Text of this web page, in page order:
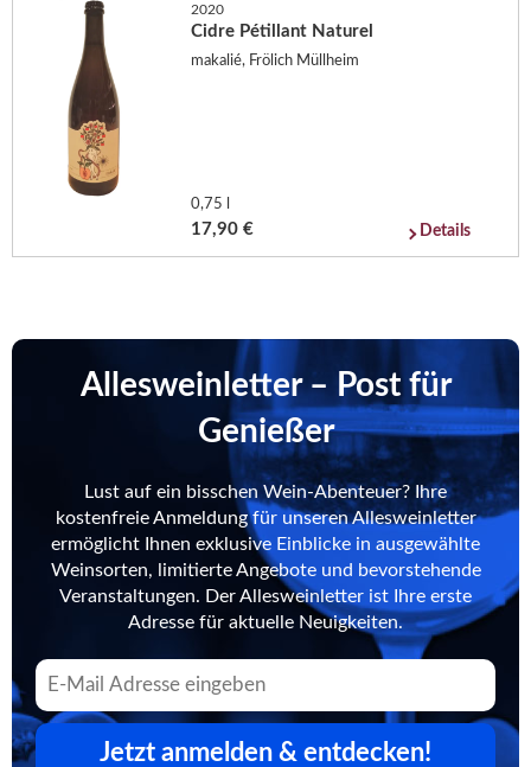
2020
Cidre Pétillant Naturel
makalié, Frölich Müllheim
0,75 l
17,90 € Details
Allesweinletter – Post für
Genießer
Lust auf ein bisschen Wein-Abenteuer? Ihre
kostenfreie Anmeldung für unseren Allesweinletter
ermöglicht Ihnen exklusive Einblicke in ausgewählte
Weinsorten, limitierte Angebote und bevorstehende
Veranstaltungen. Der Allesweinletter ist Ihre erste
Adresse für aktuelle Neuigkeiten.
Jetzt anmelden & entdecken!